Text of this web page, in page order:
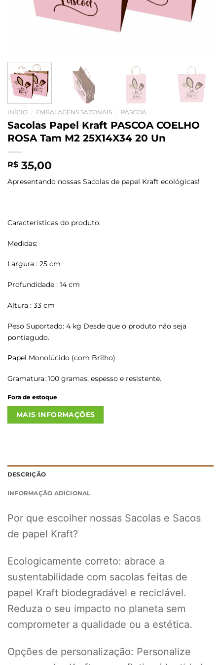
INÍCIO EMBALAGENS SAZONAIS PÁSCOA
Sacolas Papel Kraft PASCOA COELHO
ROSA Tam M2 25X14X34 20 Un
R$ 35,00
Apresentando nossas Sacolas de papel Kraft ecológicas!
Características do produto:
Medidas:
Largura : 25 cm
Profundidade : 14 cm
Altura : 33 cm
Peso Suportado: 4 kg Desde que o produto não seja
pontiagudo.
Papel Monolúcido (com Brilho)
Gramatura: 100 gramas, espesso e resistente.
Fora de estoque
MAIS INFORMAÇÕES
DESCRIÇÃO
INFORMAÇÃO ADICIONAL
Por que escolher nossas Sacolas e Sacos
de papel Kraft?
Ecologicamente correto: abrace a
sustentabilidade com sacolas feitas de
papel Kraft biodegradável e reciclável.
Reduza o seu impacto no planeta sem
comprometer a qualidade ou a estética.
Opções de personalização: Personalize